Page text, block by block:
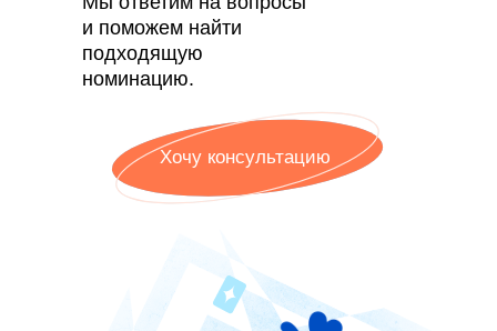
и поможем найти
подходящую
номинацию.
Хочу консультацию
© ООО «Поток», 2026. Все права защищены
Виды деятельности в области информационных
Исключительное право на программы для ЭВМ